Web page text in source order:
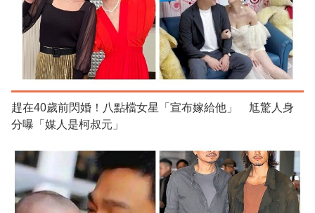
趕在40歲前閃婚！八點檔女星「宣布嫁給他」 尪驚人身
分曝「媒人是柯叔元」